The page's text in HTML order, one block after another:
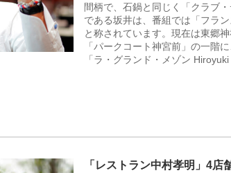
間柄で、石鍋と同じく「クラブ
である坂井は、番組では「フラン
と称されています。現在は東郷
「パークコート神宮前」の一階
「ラ・グランド・メゾン
「レストラン中村孝明」4店